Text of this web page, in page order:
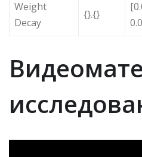
Weight
Decay
{}.{}